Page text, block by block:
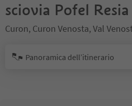
sciovia Pofel Resia
Curon, Curon Venosta, Val
Panoramica dell’itinerario